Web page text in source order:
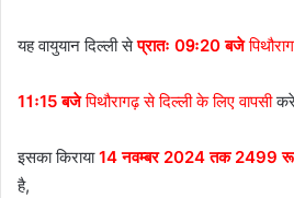
यह वायुयान दिल्ली सेप्रातः 09ः20 बजे
11ः15 बजेपिथौरागढ़ से दिल्ली के लिए वापसी
इसका किराया14 नवम्बर 2024 तक 2499
है,